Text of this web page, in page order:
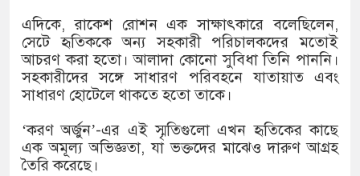
এদিকে, রাকেশ রোশন এক সাক্ষাৎকারে বলেছিলেন,
সেটে হৃতিককে অন্য সহকারী পরিচালকদের মতোই
আচরণ করা হতো। আলাদা কোনো সুবিধা তিনি পাননি।
সহকারীদের সঙ্গে সাধারণ পরিবহনে যাতায়াত এবং
সাধারণ হোটেলে থাকতে হতো তাকে।
‘করণ অর্জুন’-এর এই স্মৃতিগুলো এখন হৃতিকের কাছে
এক অমূল্য অভিজ্ঞতা, যা ভক্তদের মাঝেও দারুণ আগ্রহ
তৈরি করেছে।